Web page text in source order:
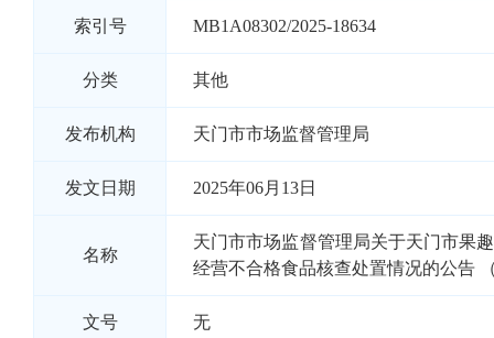
索引号 MB1A08302/2025-18634
分类 其他
发布机构 天门市市场监督管理局
发文日期 2025年06月13日
名称
天门市市场监督管理局关于天门市果
经营不合格食品核查处置情况的公告
文号 无